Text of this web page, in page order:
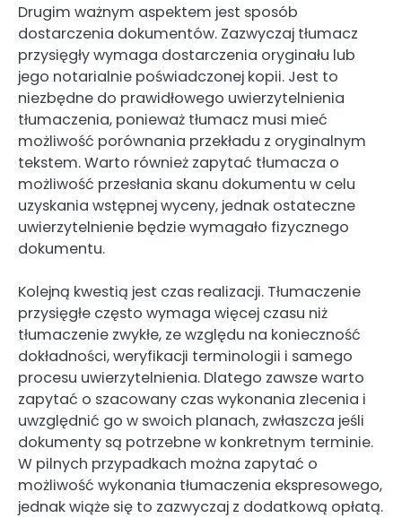
Drugim ważnym aspektem jest sposób
dostarczenia dokumentów. Zazwyczaj tłumacz
przysięgły wymaga dostarczenia oryginału lub
jego notarialnie poświadczonej kopii. Jest to
niezbędne do prawidłowego uwierzytelnienia
tłumaczenia, ponieważ tłumacz musi mieć
możliwość porównania przekładu z oryginalnym
tekstem. Warto również zapytać tłumacza o
możliwość przesłania skanu dokumentu w celu
uzyskania wstępnej wyceny, jednak ostateczne
uwierzytelnienie będzie wymagało fizycznego
dokumentu.
Kolejną kwestią jest czas realizacji. Tłumaczenie
przysięgłe często wymaga więcej czasu niż
tłumaczenie zwykłe, ze względu na konieczność
dokładności, weryfikacji terminologii i samego
procesu uwierzytelnienia. Dlatego zawsze warto
zapytać o szacowany czas wykonania zlecenia i
uwzględnić go w swoich planach, zwłaszcza jeśli
dokumenty są potrzebne w konkretnym terminie.
W pilnych przypadkach można zapytać o
możliwość wykonania tłumaczenia ekspresowego,
jednak wiąże się to zazwyczaj z dodatkową opłatą.